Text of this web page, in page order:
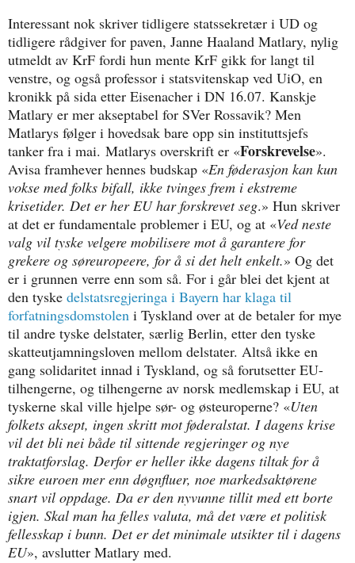
Interessant nok skriver tidligere statssekretær i UD og
tidligere rådgiver for paven, Janne Haaland Matlary, nylig
utmeldt av KrF fordi hun mente KrF gikk for langt til
venstre, og også professor i statsvitenskap ved UiO, en
kronikk på sida etter Eisenacher i DN 16.07. Kanskje
Matlary er mer akseptabel for SVer Rossavik? Men
Matlarys følger i hovedsak bare opp sin instituttsjefs
tanker fra i mai. Matlarys overskrift er «Forskrevelse».
Avisa framhever hennes budskap «En føderasjon kan kun
vokse med folks bifall, ikke tvinges frem i ekstreme
krisetider. Det er her EU har forskrevet seg.» Hun skriver
at det er fundamentale problemer i EU, og at «Ved neste
valg vil tyske velgere mobilisere mot å garantere for
grekere og søreuropeere, for å si det helt enkelt.» Og det
er i grunnen verre enn som så. For i går blei det kjent at
den tyske delstatsregjeringa i Bayern har klaga til
forfatningsdomstolen i Tyskland over at de betaler for mye
til andre tyske delstater, særlig Berlin, etter den tyske
skatteutjamningsloven mellom delstater. Altså ikke en
gang solidaritet innad i Tyskland, og så forutsetter EU-
tilhengerne, og tilhengerne av norsk medlemskap i EU, at
tyskerne skal ville hjelpe sør- og østeuroperne? «Uten
folkets aksept, ingen skritt mot føderalstat. I dagens krise
vil det bli nei både til sittende regjeringer og nye
traktatforslag. Derfor er heller ikke dagens tiltak for å
sikre euroen mer enn døgnfluer, noe markedsaktørene
snart vil oppdage. Da er den nyvunne tillit med ett borte
igjen. Skal man ha felles valuta, må det være et politisk
fellesskap i bunn. Det er det minimale utsikter til i dagens
EU», avslutter Matlary med.